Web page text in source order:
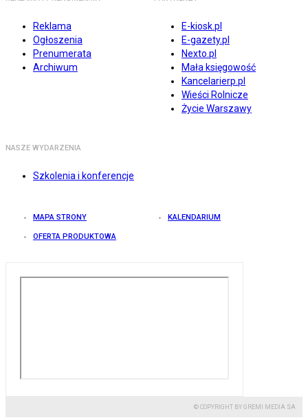
Reklama
Ogłoszenia
Prenumerata
Archiwum
E-kiosk.pl
E-gazety.pl
Nexto.pl
Mała księgowość
Kancelarierp.pl
Wieści Rolnicze
Życie Warszawy
NASZE WYDARZENIA
Szkolenia i konferencje
MAPA STRONY KALENDARIUM
OFERTA PRODUKTOWA
© COPYRIGHT BY GREMI MEDIA SA